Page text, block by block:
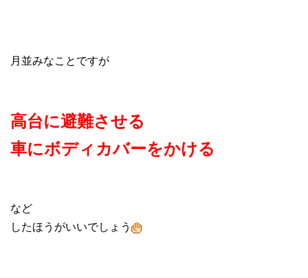
月並みなことですが
高台に避難させる
車にボディカバーをかける
など
したほうがいいでしょう